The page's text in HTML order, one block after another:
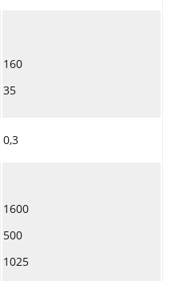
160
35
0,3
1600
500
1025